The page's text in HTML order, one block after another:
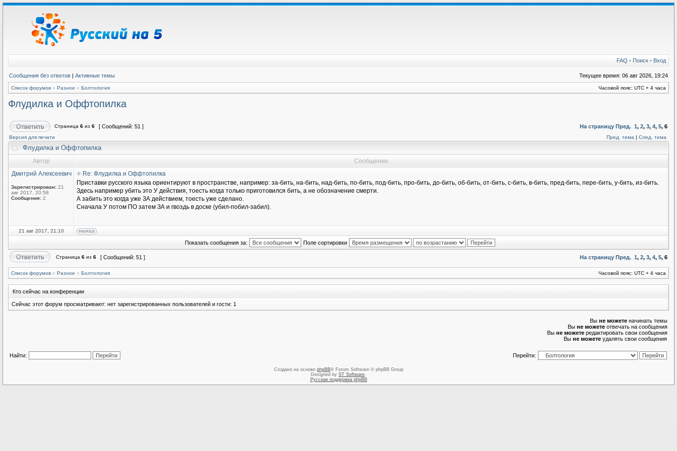
FAQ • Поиск • Вход
Сообщения без ответов | Активные темы Текущее время: 06 авг 2026, 19:24
Список форумов » Разное » Болтология Часовой пояс: UTC + 4 часа
Флудилка и Оффтопилка
Страница 6 из 6 [ Сообщений: 51 ] На страницу Пред. 1, 2, 3, 4, 5, 6
Версия для печати Пред. тема | След. тема
Флудилка и Оффтопилка
Автор
Сообщение
Дмитрий Алексеевич
Зарегистрирован: 21
авг 2017, 20:58
Сообщения: 2
Re: Флудилка и Оффтопилка
Приставки русского языка ориентируют в пространстве, например: за-бить, на-бить, над-бить, по-бить, под-бить, про-бить, до-бить, об-бить, от-бить, с-бить, в-бить, пред-бить, пере-бить, у-бить, из-бить.
Здесь например убить это У действия, тоесть когда только приготовился бить, а не обозначение смерти.
А забить это когда уже ЗА действием, тоесть уже сделано.
Сначала У потом ПО затем ЗА и гвоздь в доске (убил-побил-забил).
21 авг 2017, 21:10
Показать сообщения за: Поле сортировки
Страница 6 из 6 [ Сообщений: 51 ] На страницу Пред. 1, 2, 3, 4, 5, 6
Список форумов » Разное » Болтология Часовой пояс: UTC + 4 часа
Кто сейчас на конференции
Сейчас этот форум просматривают: нет зарегистрированных пользователей и гости: 1
Вы не можете начинать темы
Вы не можете отвечать на сообщения
Вы не можете редактировать свои сообщения
Вы не можете удалять свои сообщения
Найти: Перейти:
Создано на основе phpBB® Forum Software © phpBB Group
Designed by ST Software.
Русская поддержка phpBB